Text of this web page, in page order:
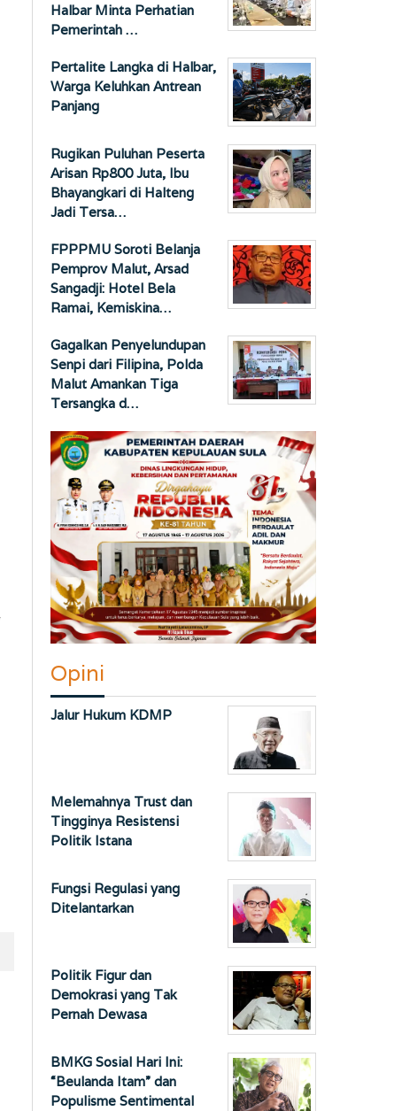
Halbar Minta Perhatian
Pemerintah …
Pertalite Langka di Halbar,
Warga Keluhkan Antrean
Panjang
Rugikan Puluhan Peserta
Arisan Rp800 Juta, Ibu
Bhayangkari di Halteng
Jadi Tersa…
FPPPMU Soroti Belanja
Pemprov Malut, Arsad
Sangadji: Hotel Bela
Ramai, Kemiskina…
Gagalkan Penyelundupan
Senpi dari Filipina, Polda
Malut Amankan Tiga
Tersangka d…
Opini
Jalur Hukum KDMP
Melemahnya Trust dan
Tingginya Resistensi
Politik Istana
Fungsi Regulasi yang
Ditelantarkan
Politik Figur dan
Demokrasi yang Tak
Pernah Dewasa
BMKG Sosial Hari Ini:
“Beulanda Itam” dan
Populisme Sentimental